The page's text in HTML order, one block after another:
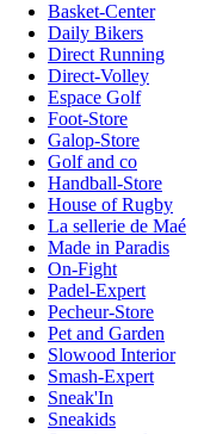
Basket-Center
Daily Bikers
Direct Running
Direct-Volley
Espace Golf
Foot-Store
Galop-Store
Golf and co
Handball-Store
House of Rugby
La sellerie de Maé
Made in Paradis
On-Fight
Padel-Expert
Pecheur-Store
Pet and Garden
Slowood Interior
Smash-Expert
Sneak'In
Sneakids